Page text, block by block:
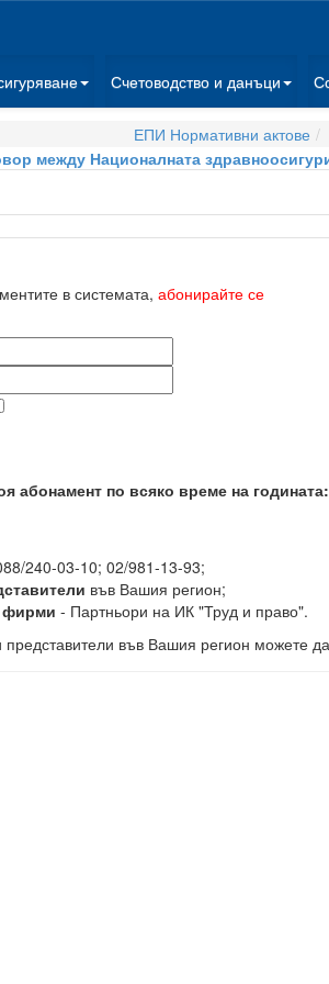
Счетоводство и данъци
ЕПИ Нормативни актове
между Националната
в системата, абонирайте се
абонамент по всяко време на годината:
240-03-10; 02/981-13-93;
във Вашия регион;
фирми - Партньори на ИК "Труд и право".
във Вашия регион можете